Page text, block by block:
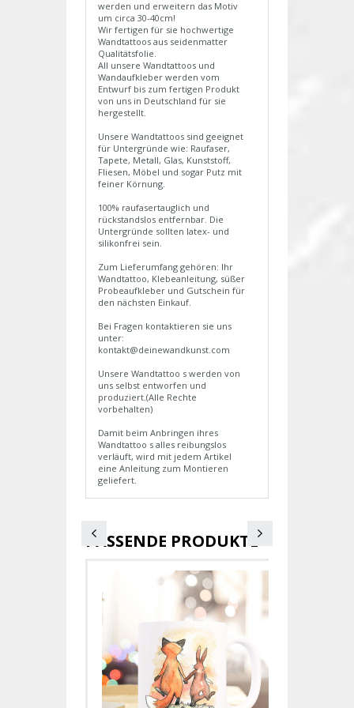
werden und erweitern das Motiv
um circa 30-40cm!
Wir fertigen für sie hochwertige
Wandtattoos aus seidenmatter
Qualitätsfolie.
All unsere Wandtattoos und
Wandaufkleber werden vom
Entwurf bis zum fertigen Produkt
von uns in Deutschland für sie
hergestellt.
Unsere Wandtattoos sind geeignet
für Untergründe wie: Raufaser,
Tapete, Metall, Glas, Kunststoff,
Fliesen, Möbel und sogar Putz mit
feiner Körnung.
100% raufasertauglich und
rückstandslos entfernbar. Die
Untergründe sollten latex- und
silikonfrei sein.
Zum Lieferumfang gehören: Ihr
Wandtattoo, Klebeanleitung, süßer
Probeaufkleber und Gutschein für
den nächsten Einkauf.
Bei Fragen kontaktieren sie uns
unter:
kontakt@deinewandkunst.com
Unsere Wandtattoo s werden von
uns selbst entworfen und
produziert.(Alle Rechte
vorbehalten)
Damit beim Anbringen ihres
Wandtattoo s alles reibungslos
verläuft, wird mit jedem Artikel
eine Anleitung zum Montieren
geliefert.
PASSENDE PRODUKTE